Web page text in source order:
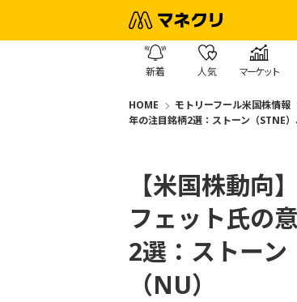
新着 人気 マーケット
HOME モトリーフール米国株情報
年の注目銘柄2選：ストーン（STNE
【米国株動向
フェット氏の
2選：ストーン
（NU）